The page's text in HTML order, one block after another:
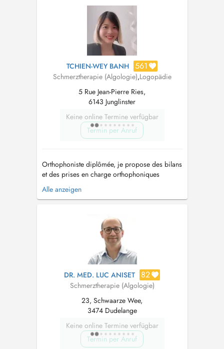
problématiques ou blocages, allant de la
confiance en soi, à des difficultés comme le...
TCHIEN-WEY BANH 561
Schmerztherapie (Algologie),Logopädie
5 Rue Jean-Pierre Ries,
6143 Junglinster
Keine online Termine verfügbar
Termin per Anruf
Orthophoniste diplômée, je propose des bilans
et des prises en charge orthophoniques
notamment dans le cadre des troubles de la
communication, du langage oral et écrit, de la
s'adressent aux enfants, adolescents e...
Alle anzeigen
DR. MED. LUC ANISET 82
Schmerztherapie (Algologie)
23, Schwaarze Wee,
3474 Dudelange
Keine online Termine verfügbar
Termin per Anruf